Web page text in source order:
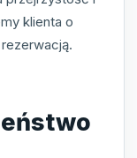
klienta o